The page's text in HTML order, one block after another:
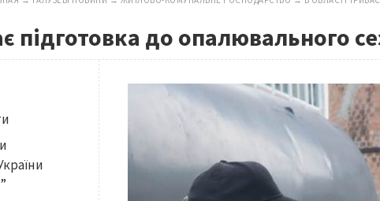
підготовка до опалювального